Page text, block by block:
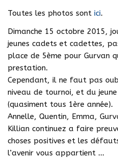
Toutes les photos sontici.
Dimanche 15 octobre 2015,
jeunes cadets et cadettes,
place de 5ème pour Gurvan
prestation.
Cependant, il ne faut pas
niveau de tournoi, et du
(quasiment tous 1ère année).
Annelle, Quentin, Emma,
Killian continuez a faire
choses positives et les
l’avenir vous appartient …